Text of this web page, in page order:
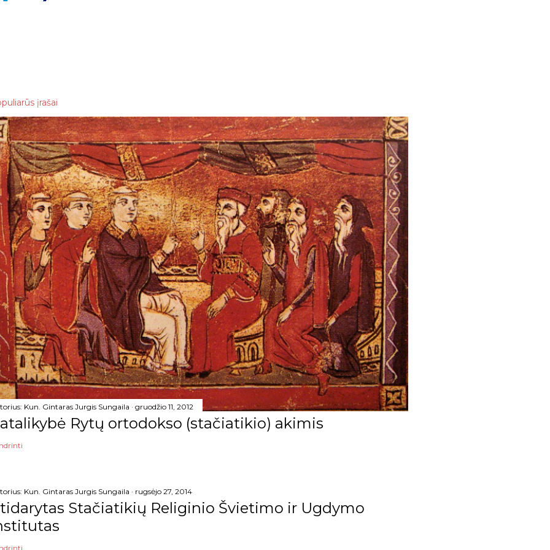
įrašai
Kun. Gintaras Jurgis Sungaila gruodžio 11, 2012
Rytų ortodokso (stačiatikio) akimis
Kun. Gintaras Jurgis Sungaila rugsėjo 27, 2014
Stačiatikių Religinio Švietimo ir Ugdymo